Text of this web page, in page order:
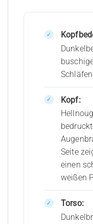
Kopf:
Seite
einen
weißen
Torso: